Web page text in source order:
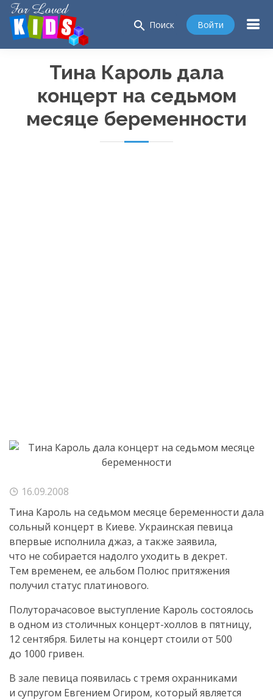
search Поиск Войти
Тина Кароль дала
концерт на седьмом
месяце беременности
16.09.2008
Тина Кароль на седьмом месяце беременности дала
сольный концерт в Киеве. Украинская певица
впервые исполнила джаз, а также заявила,
что не собирается надолго уходить в декрет.
Тем временем, ее альбом Полюс притяжения
получил статус платинового.
Полуторачасовое выступление Кароль состоялось
в одном из столичных концерт-холлов в пятницу,
12 сентября. Билеты на концерт стоили от 500
до 1000 гривен.
В зале певица появилась с тремя охранниками
и супругом Евгением Огиром, который является